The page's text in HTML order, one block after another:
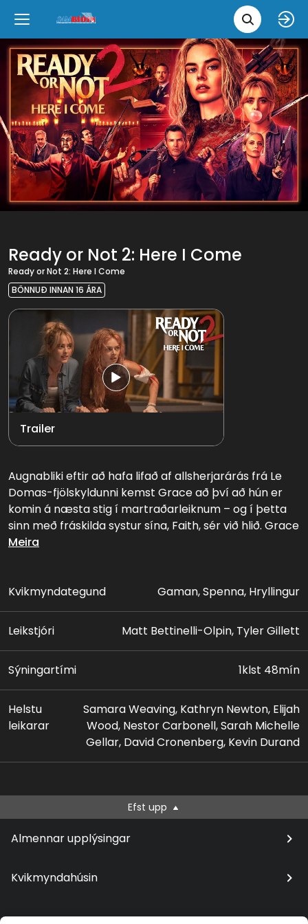
Leita
Back
Væntanlegt
Close
Nýjar myndir
Klassískar myndir
Skvísubíó
Ópera
Back
Tungumál
Close
íslenska
English
Ready or Not 2: Here I Come
Ready or Not 2: Here I Come
BÖNNUÐ INNAN 16 ÁRA
Trailer
Augnabliki eftir að hafa lifað af allsherjarárás frá Le
Domas-fjölskyldunni kemst Grace að því að hún er
komin á næsta stig í martraðarleiknum – og í þetta
sinn með fráskilda systur sína, Faith, sér við hlið. Grace
fær eitt tækifæri til að lifa af, halda systur sinni á lífi
sem sigrar ræður öllu.
Meira
Kvikmyndategund Gaman, Spenna, Hryllingur
Leikstjóri Matt Bettinelli-Olpin, Tyler Gillett
Sýningartími 1klst 48mín
Helstu
leikarar
Samara Weaving, Kathryn Newton, Elijah
Wood, Nestor Carbonell, Sarah Michelle
Gellar, David Cronenberg, Kevin Durand
Efst upp
Almennar upplýsingar
Kvikmyndahúsin